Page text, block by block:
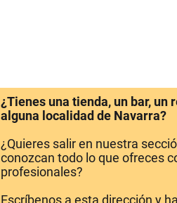
¿Tienes una tienda, un bar,
alguna localidad de Navarra?
¿Quieres salir en nuestra
conozcan todo lo que ofreces
profesionales?
Escríbenos a esta dirección y